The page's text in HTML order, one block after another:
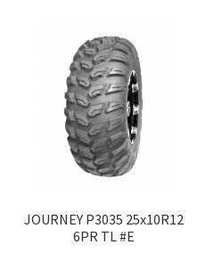
JOURNEY P3035 25x10R12
6PR TL #E